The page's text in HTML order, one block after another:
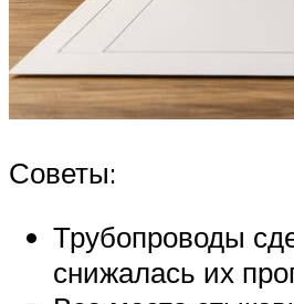
Советы:
Трубопроводы
снижалась их